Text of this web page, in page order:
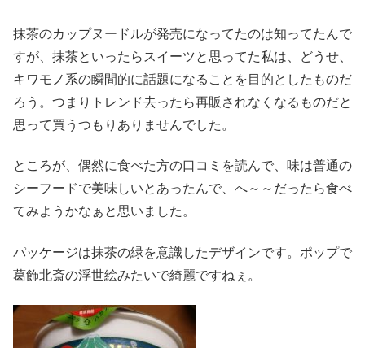
抹茶のカップヌードルが発売になってたのは知ってたんで
すが、抹茶といったらスイーツと思ってた私は、どうせ、
キワモノ系の瞬間的に話題になることを目的としたものだ
ろう。つまりトレンド去ったら再販されなくなるものだと
思って買うつもりありませんでした。
ところが、偶然に食べた方の口コミを読んで、味は普通の
シーフードで美味しいとあったんで、へ～～だったら食べ
てみようかなぁと思いました。
パッケージは抹茶の緑を意識したデザインです。ポップで
葛飾北斎の浮世絵みたいで綺麗ですねぇ。